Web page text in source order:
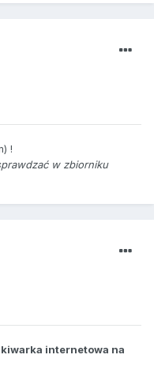
!
w zbiorniku
internetowa na